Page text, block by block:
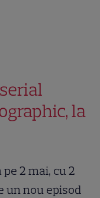
la
pe 2 mai, cu 2
un nou episod